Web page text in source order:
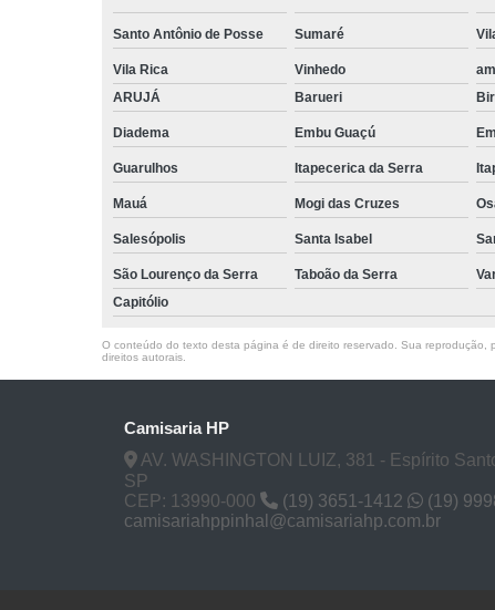
Santo Antônio de Posse Sumaré
Vila Rica Vinhedo
ARUJÁ
Barueri
Diadema Embu Guaçú
Guarulhos Itapecerica da Serra
Mauá Mogi das Cruzes
Salesópolis Santa Isabel
São Lourenço da Serra Taboão da Serra
Capitólio
O conteúdo do texto desta página é de direito reservado. Sua reprodução,
direitos autorais
Camisaria HP
AV. WASHINGTON LUIZ, 381 - Espírito
SP
CEP: 13990-000
(19) 3651-1412
(19)
camisariahppinhal@camisariahp.com.br